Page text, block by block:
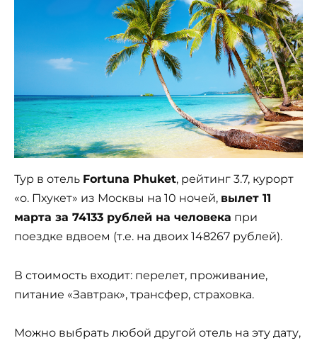
Тур в отель Fortuna Phuket, рейтинг 3.7, курорт
«о. Пхукет» из Москвы на 10 ночей, вылет 11
марта за 74133 рублей на человека при
поездке вдвоем (т.е. на двоих 148267 рублей).
В стоимость входит: перелет, проживание,
питание «Завтрак», трансфер, страховка.
Можно выбрать любой другой отель на эту дату,